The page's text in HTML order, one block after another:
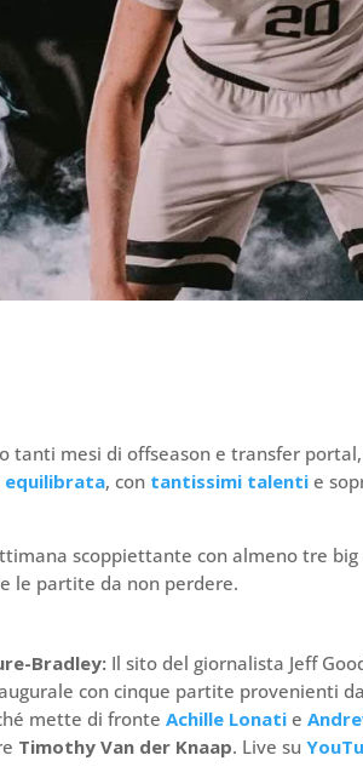
tanti mesi di offseason e transfer
, con tantissimi talenti e
scoppiettante con almeno tre
le partite da non perdere.
Bradley: Il sito del giornalista Jeff
con cinque partite provenienti
mette di fronteAchille Lonati e
Timothy Van der Knaap. Live su